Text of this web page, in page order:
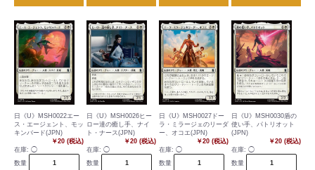
日《U》MSH0022エー
ス・エージェント、モッ
キンバード(JPN)
￥20 (税込)
在庫: ◯
数量
日《U》MSH0026ヒー
ロー達の癒し手、ナイ
ト・ナース(JPN)
￥20 (税込)
在庫: ◯
数量
日《U》MSH0027ドー
ラ・ミラージェのリーダ
ー、オコエ(JPN)
￥20 (税込)
在庫: ◯
数量
日《U》MSH0030盾の
使い手、パトリオット
(JPN)
￥20 (税込)
在庫: ◯
数量